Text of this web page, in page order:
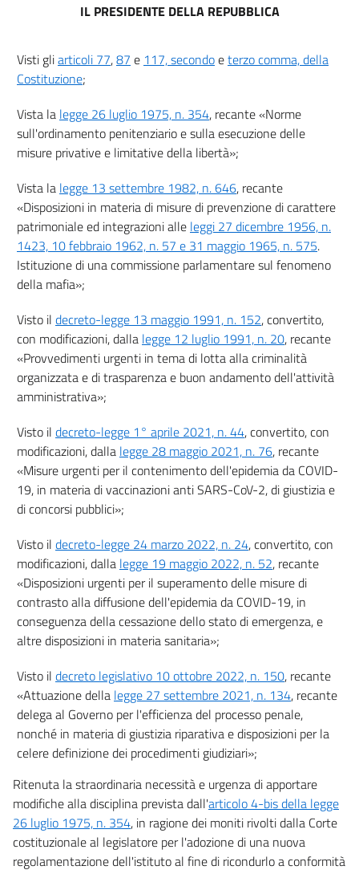
5 quaterdecies
7
7 ter
7 quater
9
IL PRESIDENTE DELLA REPUBBLICA
Visti gliarticoli 77,87 e 117, secondoeterzo comma, della
Costituzione;
Vista la legge 26 luglio 1975, n. 354, recante «Norme
sull'ordinamento penitenziario e sulla esecuzione delle
misure privative e limitative della libertà»;
Vista la legge 13 settembre 1982, n. 646, recante
«Disposizioni in materia di misure di prevenzione di carattere
patrimoniale ed integrazioni alle leggi 27 dicembre 1956, n.
1423, 10 febbraio 1962, n. 57 e 31 maggio 1965, n. 575.
Istituzione di una commissione parlamentare sul fenomeno
della mafia»;
Visto il decreto-legge 13 maggio 1991, n. 152, convertito,
con modificazioni, dalla legge 12 luglio 1991, n. 20, recante
«Provvedimenti urgenti in tema di lotta alla criminalità
organizzata e di trasparenza e buon andamento dell'attività
amministrativa»;
Visto il decreto-legge 1° aprile 2021, n. 44, convertito, con
modificazioni, dalla legge 28 maggio 2021, n. 76, recante
«Misure urgenti per il contenimento dell'epidemia da COVID-
19, in materia di vaccinazioni anti SARS-CoV-2, di giustizia e
di concorsi pubblici»;
Visto il decreto-legge 24 marzo 2022, n. 24, convertito, con
modificazioni, dalla legge 19 maggio 2022, n. 52, recante
«Disposizioni urgenti per il superamento delle misure di
contrasto alla diffusione dell'epidemia da COVID-19, in
conseguenza della cessazione dello stato di emergenza, e
altre disposizioni in materia sanitaria»;
Visto il decreto legislativo 10 ottobre 2022, n. 150, recante
«Attuazione della legge 27 settembre 2021, n. 134, recante
delega al Governo per l'efficienza del processo penale,
nonché in materia di giustizia riparativa e disposizioni per la
celere definizione dei procedimenti giudiziari»;
Ritenuta la straordinaria necessità e urgenza di apportare
modifiche alla disciplina prevista dall'articolo 4-bis della legge
26 luglio 1975, n. 354, in ragione dei moniti rivolti dalla Corte
costituzionale al legislatore per l'adozione di una nuova
regolamentazione dell'istituto al fine di ricondurlo a conformità